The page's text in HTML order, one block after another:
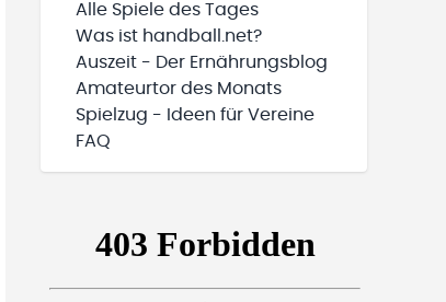
Alle Spiele des Tages
Was ist handball.net?
Auszeit - Der Ernährungsblog
Amateurtor des Monats
Spielzug - Ideen für Vereine
FAQ